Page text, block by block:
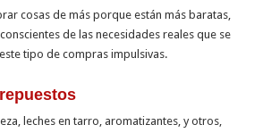
cosas de más porque están más baratas,
de las necesidades reales que se
tipo de compras impulsivas.
leches en tarro, aromatizantes, y otros,